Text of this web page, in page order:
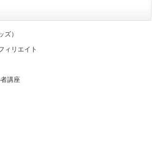
ズ）
ィリエイト
講座